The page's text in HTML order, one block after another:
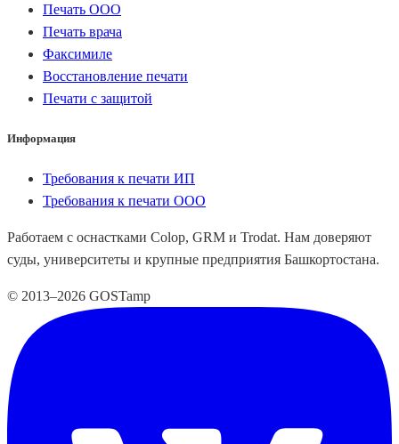
Печать ООО
Печать врача
Факсимиле
Восстановление печати
Печати с защитой
Информация
Требования к печати ИП
Требования к печати ООО
Работаем с оснастками Colop, GRM и Trodat. Нам доверяют
суды, университеты и крупные предприятия Башкортостана.
© 2013–2026 GOSTamp